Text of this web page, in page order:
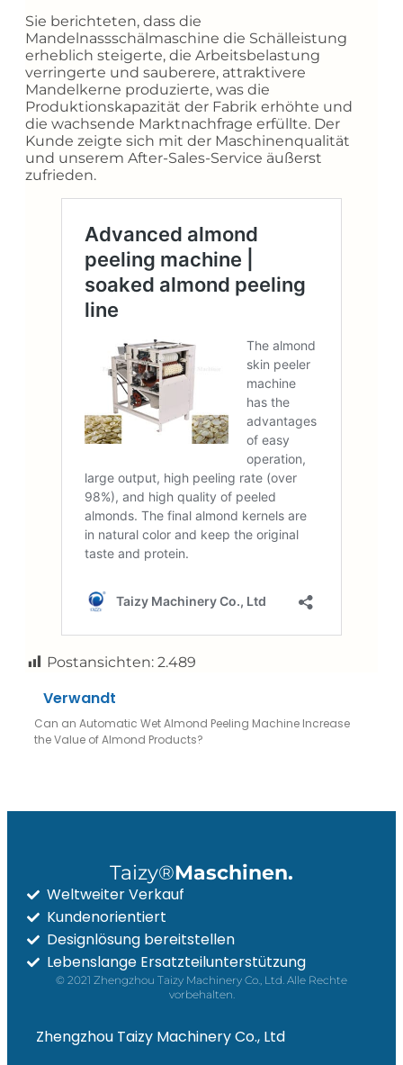
Sie berichteten, dass die
Mandelnassschälmaschine die Schälleistung
erheblich steigerte, die Arbeitsbelastung
verringerte und sauberere, attraktivere
Mandelkerne produzierte, was die
Produktionskapazität der Fabrik erhöhte und
die wachsende Marktnachfrage erfüllte. Der
Kunde zeigte sich mit der Maschinenqualität
und unserem After-Sales-Service äußerst
zufrieden.
Postansichten: 2.489
Verwandt
Can an Automatic Wet Almond Peeling Machine Increase
the Value of Almond Products?
Taizy®Maschinen.
Weltweiter Verkauf
Kundenorientiert
Designlösung bereitstellen
Lebenslange Ersatzteilunterstützung
© 2021 Zhengzhou Taizy Machinery Co., Ltd. Alle Rechte
vorbehalten.
Zhengzhou Taizy Machinery Co., Ltd